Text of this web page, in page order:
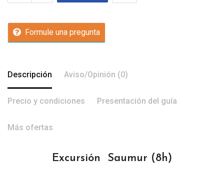
Formule una pregunta
Descripción Aviso/Opinión (0)
Precio y condiciones Presentación del guía
Más ofertas
Excursión Saumur (8h)